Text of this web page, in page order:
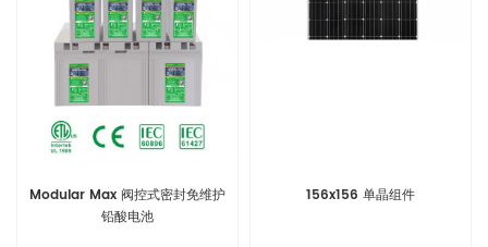
Modular Max 阀控式密封免维护
铅酸电池
156x156 单晶组件